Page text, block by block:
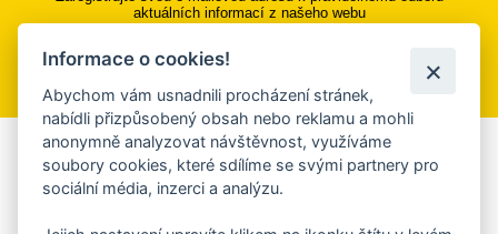
aktuálních informací z našeho webu
Přihlásit se k odběru
Aplikace Mobilní rozhlas
Chcete dostávat do svého mobilu či mailu upozornění na
Informace o cookies!
Abychom vám usnadnili procházení stránek,
nabídli přizpůsobený obsah nebo reklamu a mohli
anonymně analyzovat návštěvnost, využíváme
soubory cookies, které sdílíme se svými partnery pro
sociální média, inzerci a analýzu.